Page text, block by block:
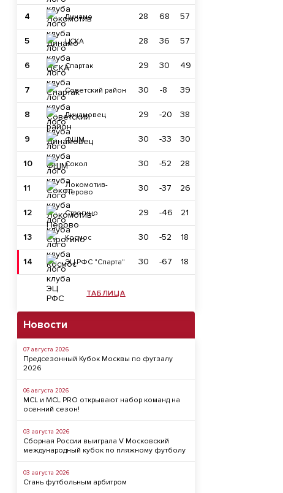
4 Динамо 28 68 57
5 ЦСКА 28 36 57
6 Спартак 29 30 49
7 Советский район 30 -8 39
8 Динамовец 29 -20 38
9 ФШМ 30 -33 30
10 Сокол 30 -52 28
11
Локомотив-
Перово
30 -37 26
12 Строгино 29 -46 21
13 Космос 30 -52 18
14 ЭЦ РФС "Спарта" 30 -67 18
ТАБЛИЦА
Новости
07 августа 2026
Предсезонный Кубок Москвы по футзалу
2026
06 августа 2026
MCL и MCL PRO открывают набор команд на
осенний сезон!
03 августа 2026
Сборная России выиграла V Московский
международный кубок по пляжному футболу
03 августа 2026
Стань футбольным арбитром